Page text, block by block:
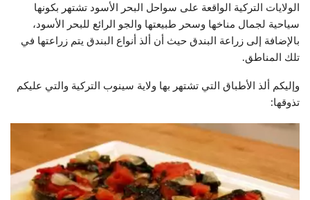
الولايات التركية الواقعة على سواحل البحر الأسود تشتهر بكونها
سياحية لجمال مناخها وسحر طبيعتها والجو الرائع للبحر الأسود،
بالإضافة إلى زراعة البندق حيث أن ألذ أنواع البندق يتم زراعتها في
تلك المناطق.
وإليكم ألذ الأطباق التي تشتهر بها ولاية سينوب التركية والتي عليكم
تذوقها: